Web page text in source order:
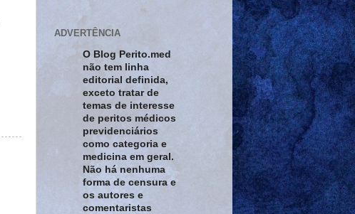
ADVERTÊNCIA
O Blog Perito.med
não tem linha
editorial definida,
exceto tratar de
temas de interesse
de peritos médicos
previdenciários
como categoria e
medicina em geral.
Não há nenhuma
forma de censura e
os autores e
comentaristas